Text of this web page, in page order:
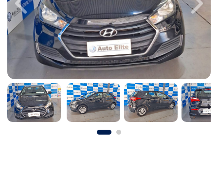
Previous Next